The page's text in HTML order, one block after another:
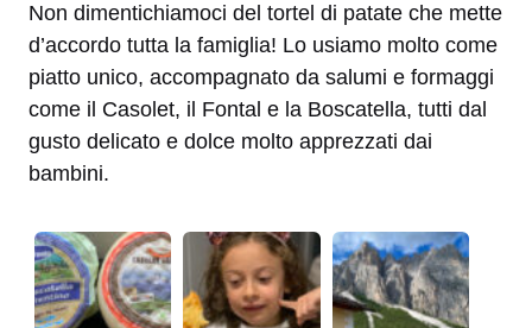
Non dimentichiamoci del tortel di patate che mette
d’accordo tutta la famiglia! Lo usiamo molto come
piatto unico, accompagnato da salumi e formaggi
come il Casolet, il Fontal e la Boscatella, tutti dal
gusto delicato e dolce molto apprezzati dai
bambini.